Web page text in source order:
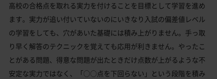
高校の合格点を取れる実力を付けることを目標として学習を進め
ます。実力が追い付いていないのにいきなり入試の偏差値レベル
の学習をしても、穴があいた基礎には積み上がりません。手っ取
り早く解答のテクニックを覚えても応用が利きません。やったこ
とがある問題、得意な問題が出たときだけ点数が上がるような不
安定な実力ではなく、「○○点を下回らない」という段階を積み